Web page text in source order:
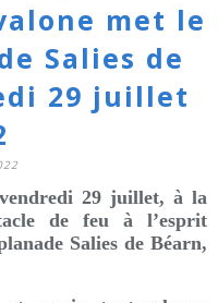
met le
Salies de
29 juillet
29 juillet, à la
de feu à l’esprit
Salies de Béarn,